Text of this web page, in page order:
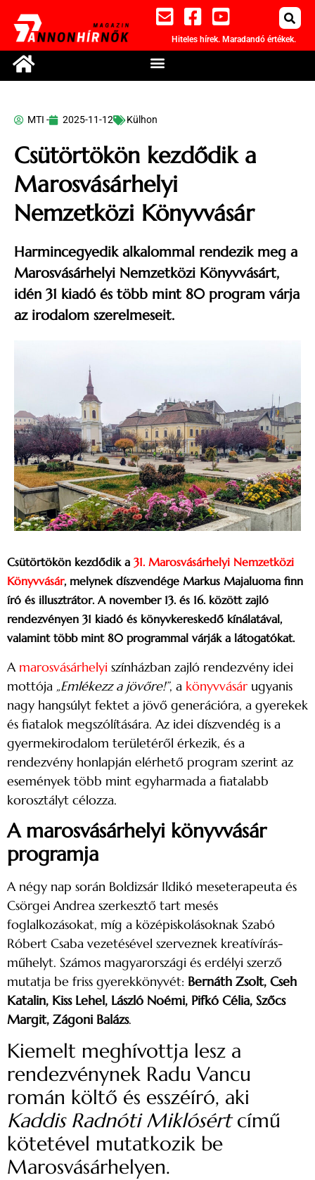
Hiteles hírek. Maradandó értékek.
MTI - 2025-11-12 Külhon
Csütörtökön kezdődik a
Marosvásárhelyi
Nemzetközi Könyvvásár
Harmincegyedik alkalommal rendezik meg a
Marosvásárhelyi Nemzetközi Könyvvásárt,
idén 31 kiadó és több mint 80 program várja
az irodalom szerelmeseit.
Csütörtökön kezdődik a 31. Marosvásárhelyi Nemzetközi
Könyvvásár, melynek díszvendége Markus Majaluoma finn
író és illusztrátor. A november 13. és 16. között zajló
rendezvényen 31 kiadó és könyvkereskedő kínálatával,
valamint több mint 80 programmal várják a látogatókat.
A marosvásárhelyi színházban zajló rendezvény idei
mottója „Emlékezz a jövőre!”, a könyvvásár ugyanis
nagy hangsúlyt fektet a jövő generációra, a gyerekek
és fiatalok megszólítására. Az idei díszvendég is a
gyermekirodalom területéről érkezik, és a
rendezvény honlapján elérhető program szerint az
események több mint egyharmada a fiatalabb
korosztályt célozza.
A marosvásárhelyi könyvvásár
programja
A négy nap során Boldizsár Ildikó meseterapeuta és
Csörgei Andrea szerkesztő tart mesés
foglalkozásokat, míg a középiskolásoknak Szabó
Róbert Csaba vezetésével szerveznek kreatívírás-
műhelyt. Számos magyarországi és erdélyi szerző
mutatja be friss gyerekkönyvét: Bernáth Zsolt, Cseh
Katalin, Kiss Lehel, László Noémi, Pifkó Célia, Szőcs
Margit, Zágoni Balázs.
Kiemelt meghívottja lesz a
rendezvénynek Radu Vancu
román költő és esszéíró, aki
Kaddis Radnóti Miklósértcímű
kötetével mutatkozik be
Marosvásárhelyen.